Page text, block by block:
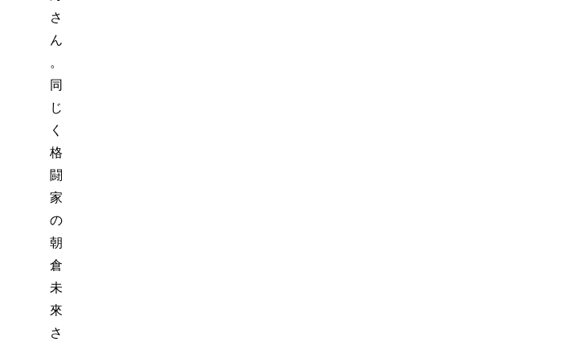
さ
ん
。
同
じ
く
格
闘
家
の
朝
倉
未
來
さ